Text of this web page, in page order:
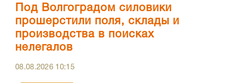
Под Волгоградом силовики
прошерстили поля, склады и
производства в поисках
нелегалов
08.08.2026 10:15